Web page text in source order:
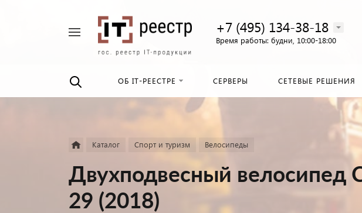
+7 (495) 134-38-18‬
Время работы: будни, 10:00-18:00
ОБ IT-РЕЕСТРЕ СЕРВЕРЫ СЕТЕВЫЕ РЕШЕНИЯ
Каталог Спорт и туризм Велосипеды
Двухподвесный велосипед
29 (2018)